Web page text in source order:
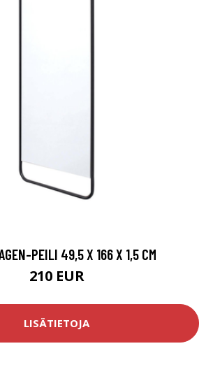
PEILI 49,5 X 166 X 1,5 CM
210 EUR
LISÄTIETOJA